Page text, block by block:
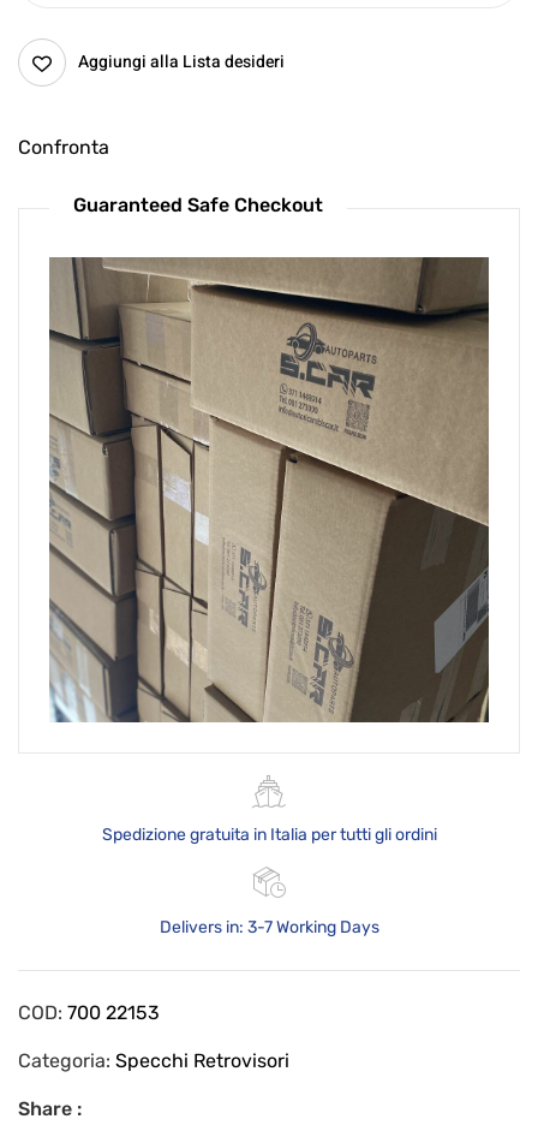
Aggiungi alla Lista desideri
Confronta
Guaranteed Safe Checkout
Spedizione gratuita in Italia per tutti gli ordini
Delivers in: 3-7 Working Days
COD: 700 22153
Categoria: Specchi Retrovisori
Share :